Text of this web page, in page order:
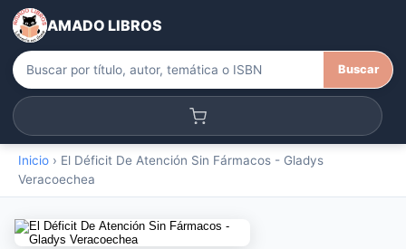
AMADO LIBROS
Buscar
Inicio › El Déficit De Atención Sin Fármacos - Gladys
Veracoechea